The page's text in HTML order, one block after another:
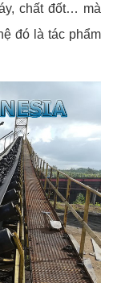
chất đốt… mà
đó là tác phẩm